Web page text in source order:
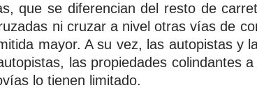
que se diferencian del resto de
ni cruzar a nivel otras vías de
mayor. A su vez, las autopistas y
las propiedades colindantes
lo tienen limitado.